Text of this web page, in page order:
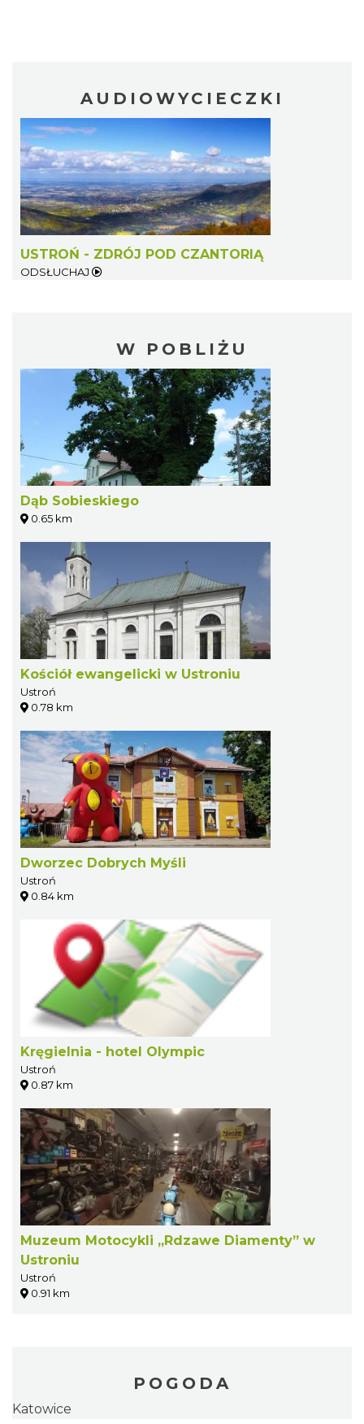
AUDIOWYCIECZKI
USTROŃ - ZDRÓJ POD CZANTORIĄ
ODSŁUCHAJ
W POBLIŻU
Dąb Sobieskiego
0.65 km
Kościół ewangelicki w Ustroniu
Ustroń
0.78 km
Dworzec Dobrych Myśli
Ustroń
0.84 km
Kręgielnia - hotel Olympic
Ustroń
0.87 km
Muzeum Motocykli „Rdzawe Diamenty” w
Ustroniu
Ustroń
0.91 km
POGODA
Katowice